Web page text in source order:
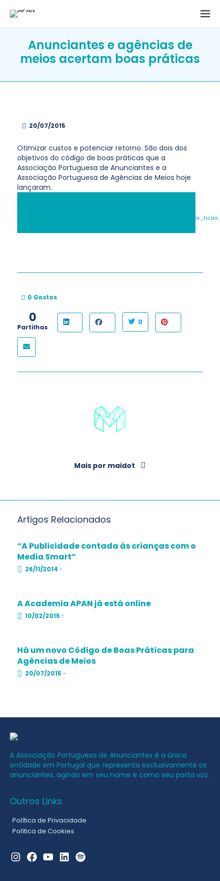
Anunciantes e agências de
meios acertam boas práticas
20/07/2015
Otimizar custos e potenciar retorno. São dois dos
objetivos do código de boas práticas que a
Associação Portuguesa de Anunciantes e a
Associação Portuguesa de Agências de Meios hoje
lançaram.
0 Gostos
0
Partilhas
0
Mais por maidot
Artigos Relacionados
“A Publicidade contada às crianças com o
Media Smart”
26/11/2014 -
A Academia APAN já está online
10/02/2015 -
Há um novo Código de Boas Práticas para
Agências de Meios
20/07/2015 -
A Associação Portuguesa de Anunciantes é a única
entidade em Portugal que representa exclusivamente os
anunciantes, agindo em seu nome e como seu porta voz.
Outros Links
Política de Privacidade
Política de Cookies
Instagram
FacebookYouTubeLinkedInSpotify